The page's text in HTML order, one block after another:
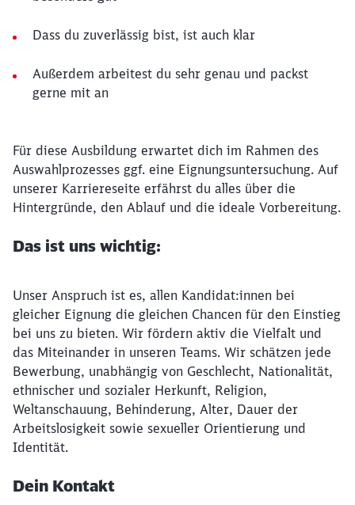
Dass du zuverlässig bist, ist auch klar
Außerdem arbeitest du sehr genau und packst
gerne mit an
Für diese Ausbildung erwartet dich im Rahmen des
Auswahlprozesses ggf. eine Eignungsuntersuchung. Auf
unserer Karriereseite erfährst du alles über die
Hintergründe, den Ablauf und die ideale Vorbereitung.
Das ist uns wichtig:
Unser Anspruch ist es, allen Kandidat:innen bei
gleicher Eignung die gleichen Chancen für den Einstieg
bei uns zu bieten. Wir fördern aktiv die Vielfalt und
das Miteinander in unseren Teams. Wir schätzen jede
Bewerbung, unabhängig von Geschlecht, Nationalität,
ethnischer und sozialer Herkunft, Religion,
Weltanschauung, Behinderung, Alter, Dauer der
Arbeitslosigkeit sowie sexueller Orientierung und
Identität.
Dein Kontakt